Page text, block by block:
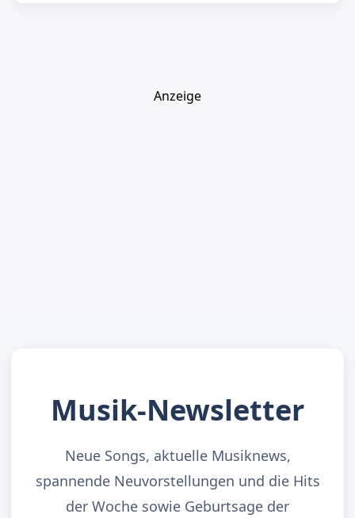
Anzeige
Musik-Newsletter
Neue Songs, aktuelle Musiknews,
spannende Neuvorstellungen und die Hits
der Woche sowie Geburtsage der